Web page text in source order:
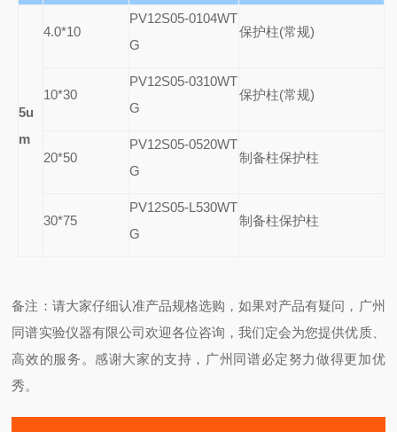
5u
m
4.0*10
PV12S05-0104WT
G
保护柱(常规)
10*30
PV12S05-0310WT
G
保护柱(常规)
20*50
PV12S05-0520WT
G
制备柱保护柱
30*75
PV12S05-L530WT
G
制备柱保护柱
备注：请大家仔细认准产品规格选购，如果对产品有疑问，广州
同谱实验仪器有限公司欢迎各位咨询，我们定会为您提供优质、
高效的服务。感谢大家的支持，广州同谱必定努力做得更加优
秀。